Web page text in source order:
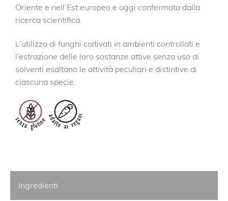
Oriente e nell’Est europeo e oggi confermata dalla
ricerca scientifica.
L’utilizzo di funghi coltivati in ambienti controllati e
l’estrazione delle loro sostanze attive senza uso di
solventi esaltano le attività peculiari e distintive di
ciascuna specie.
Ingredienti